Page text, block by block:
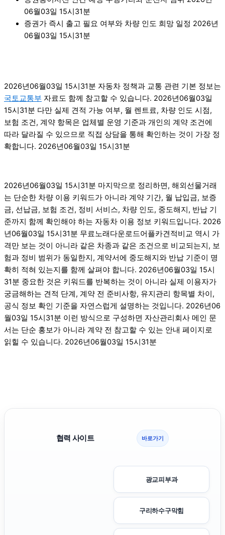
06월03일 15시31분
증권가 즉시 출고 필요 여부와 차량 인도 희망 일정 2026년
06월03일 15시31분
2026년06월03일 15시31분 자동차 정책과 교통 관련 기본 정보는
국토교통부 자료도 함께 참고할 수 있습니다. 2026년06월03일
15시31분 다만 실제 견적 가능 여부, 월 렌트료, 차량 인도 시점,
보험 조건, 계약 항목은 업체별 운영 기준과 개인의 계약 조건에
따라 달라질 수 있으므로 직접 상담을 통해 확인하는 것이 가장 정
확합니다. 2026년06월03일 15시31분
2026년06월03일 15시31분 마지막으로 정리하면, 해외선물거래
는 단순한 차량 이용 키워드가 아니라 계약 기간, 월 납입금, 보증
금, 선납금, 보험 조건, 정비 서비스, 차량 인도, 중도해지, 반납 기
준까지 함께 확인해야 하는 자동차 이용 정보 키워드입니다. 2026
년06월03일 15시31분 무료노래다운로드어플카견적비교 역시 가
격만 보는 것이 아니라 같은 차종과 같은 조건으로 비교되는지, 보
험과 정비 범위가 동일한지, 계약서에 중도해지와 반납 기준이 명
확히 적혀 있는지를 함께 살펴야 합니다. 2026년06월03일 15시
31분 중요한 것은 키워드를 반복하는 것이 아니라 실제 이용자가
궁금해하는 견적 단계, 계약 전 준비사항, 유지관리 항목별 차이,
공식 정보 확인 기준을 자연스럽게 설명하는 것입니다. 2026년06
월03일 15시31분 이런 방식으로 구성하면 자산관리회사 메인 문
서는 단순 홍보가 아니라 계약 전 참고할 수 있는 안내 페이지로
읽힐 수 있습니다. 2026년06월03일 15시31분
협력 사이트 바로가기
광교피부과
구리하수구막힘